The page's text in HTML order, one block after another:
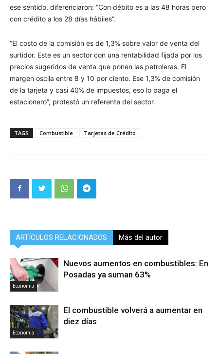
ese sentido, diferenciaron: “Con débito es a las 48 horas pero
con crédito a los 28 días hábiles”.
“El costo de la comisión es de 1,3% sobre valor de venta del
surtidor. Este es un sector con una rentabilidad fijada por los
precios sugeridos de venta que ponen las petroleras. El
margen oscila entre 8 y 10 por ciento. Ese 1,3% de comisión
de la tarjeta y casi 40% de impuestos, eso lo paga el
estacionero”, protestó un referente del sector.
TAGS Combustible Tarjetas de Crédito
ARTÍCULOS RELACIONADOS Más del autor
Economia
Nuevos aumentos en combustibles: En
Posadas ya suman 63%
Economia
El combustible volverá a aumentar en
diez días